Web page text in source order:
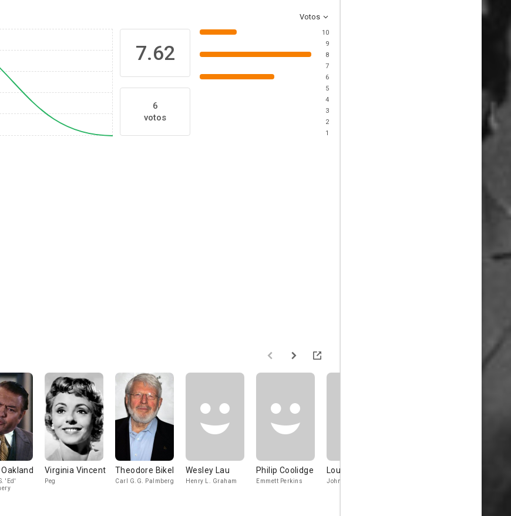
Votos
7.62
6
votos
10
9
8
7
6
5
4
3
2
1
'Ed'
Virginia Vincent
Peg
Theodore Bikel
Carl G.G. Palmberg
Wesley Lau
Henry L. Graham
Philip Coolidge
Emmett Perkins
Lou Krugman
John R. 'Jack' Santo